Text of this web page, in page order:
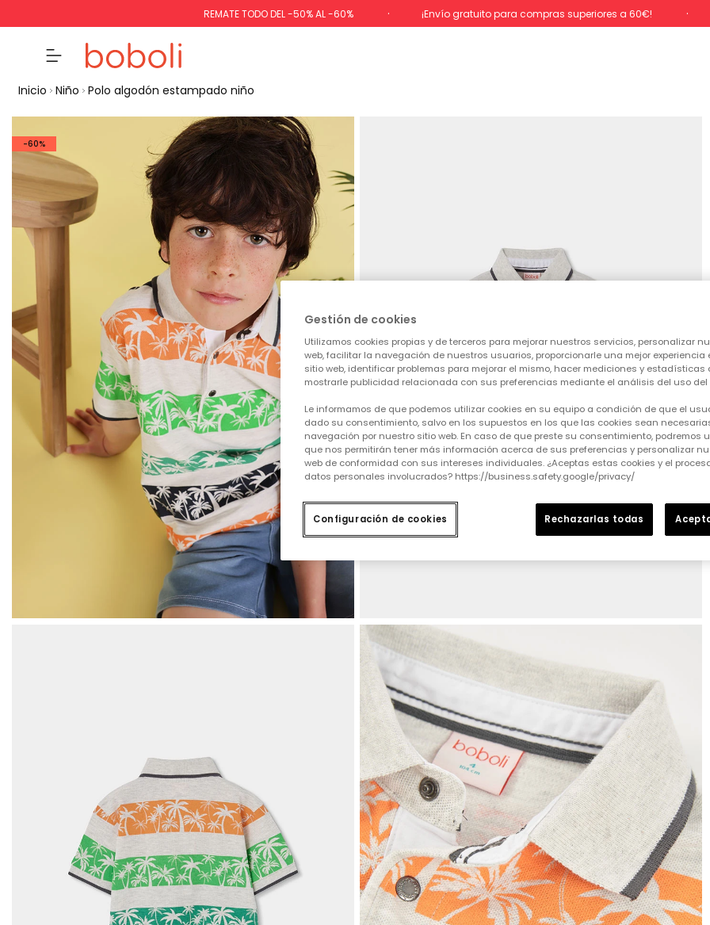
REMATE TODO DEL -50% AL -60% ¡Envío gratuito para compras superiores a 60€!
Inicio Niño Polo algodón estampado niño
-60%
Gestión de cookies
Utilizamos cookies propias y de terceros para mejorar nuestros servicios, personalizar
web, facilitar la navegación de nuestros usuarios, proporcionarle una mejor experiencia
sitio web, identificar problemas para mejorar el mismo, hacer mediciones y estadísticas
mostrarle publicidad relacionada con sus preferencias mediante el análisis del uso del
Le informamos de que podemos utilizar cookies en su equipo a condición de que el
dado su consentimiento, salvo en los supuestos en los que las cookies sean
navegación por nuestro sitio web. En caso de que preste su consentimiento, podremos
que nos permitirán tener más información acerca de sus preferencias y personalizar
web de conformidad con sus intereses individuales. ¿Aceptas estas cookies y el
datos personales involucrados? https://business.safety.google/privacy/
Configuración de cookies Rechazarlas todas